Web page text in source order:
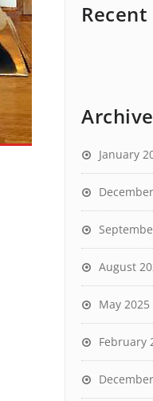
January
August
May 2025
February